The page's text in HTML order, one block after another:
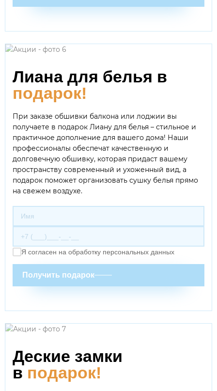
Лиана для белья в
подарок!
При заказе обшивки балкона или лоджии вы
получаете в подарок Лиану для белья – стильное и
практичное дополнение для вашего дома! Наши
профессионалы обеспечат качественную и
долговечную обшивку, которая придаст вашему
пространству современный и ухоженный вид, а
подарок поможет организовать сушку белья прямо
на свежем воздухе.
Я согласен на обработку персональных данных
Получить подарок
Деские замки
в подарок!